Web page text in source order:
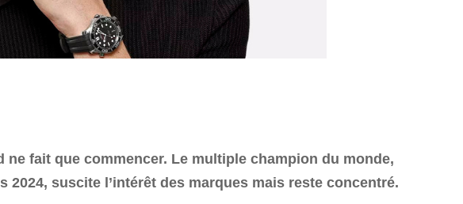
ne fait que commencer. Le multiple champion du monde,
2024, suscite l’intérêt des marques mais reste concentré.